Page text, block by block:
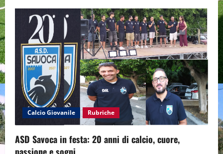
v
g
a
o
Calcio Giovanile Rubriche
ASD Savoca in festa: 20 anni di calcio, cuore,